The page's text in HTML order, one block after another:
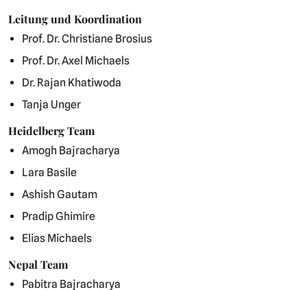
Leitung und Koordination
Prof. Dr. Christiane Brosius
Prof. Dr. Axel Michaels
Dr. Rajan Khatiwoda
Tanja Unger
Heidelberg Team
Amogh Bajracharya
Lara Basile
Ashish Gautam
Pradip Ghimire
Elias Michaels
Nepal Team
Pabitra Bajracharya